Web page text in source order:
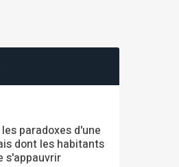
paradoxes d'une
dont les habitants
s'appauvrir